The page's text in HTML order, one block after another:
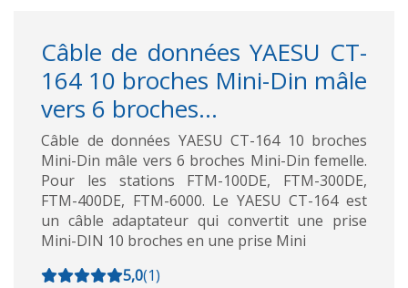
Câble de données YAESU CT-
164 10 broches Mini-Din mâle
vers 6 broches...
Câble de données YAESU CT-164 10 broches
Mini-Din mâle vers 6 broches Mini-Din femelle.
Pour les stations FTM-100DE, FTM-300DE,
FTM-400DE, FTM-6000. Le YAESU CT-164 est
un câble adaptateur qui convertit une prise
Mini-DIN 10 broches en une prise Mini
5,0(1)